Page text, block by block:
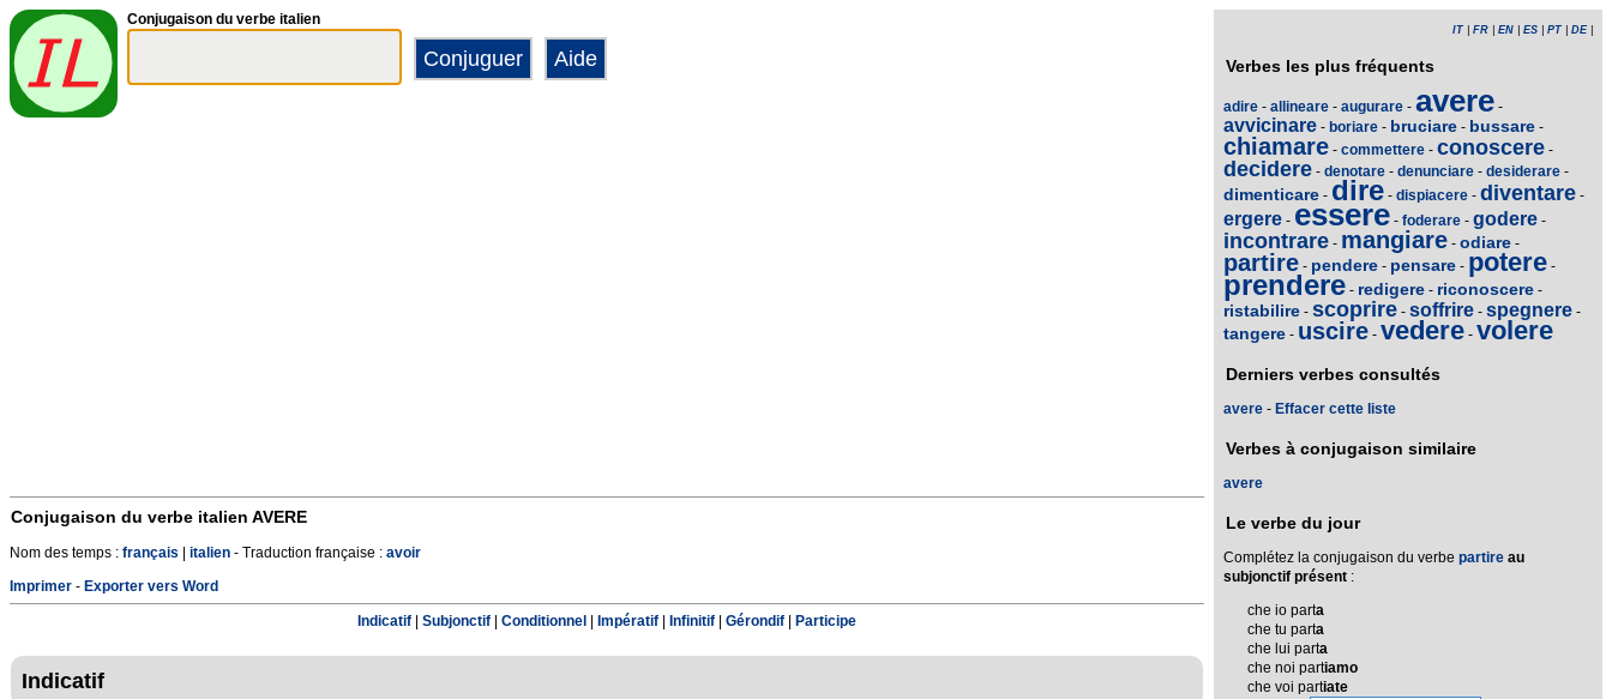
Conjugaison du verbe italien
Conjugaison du verbe italien AVERE
Nom des temps : français italien - Traduction française : avoir
Imprimer - Exporter vers Word
Indicatif Subjonctif Conditionnel Impératif Infinitif Gérondif Participe
Indicatif
IT FR EN ES PT DE|
Verbes les plus fréquents
adire - allineare - augurare - avere -
avvicinare - boriare - bruciare - bussare -
chiamare - commettere - conoscere -
decidere - denotare - denunciare - desiderare -
dimenticare - dire - dispiacere - diventare -
ergere - essere - foderare - godere -
incontrare - mangiare - odiare -
partire - pendere - pensare - potere -
prendere - redigere - riconoscere -
ristabilire - scoprire - soffrire - spegnere -
tangere - uscire - vedere - volere
Derniers verbes consultés
avere - Effacer cette liste
Verbes à conjugaison similaire
avere
Le verbe du jour
Complétez la conjugaison du verbe partire au
subjonctif présent :
che io parta
che tu parta
che lui parta
che noi partiamo
che voi partiate